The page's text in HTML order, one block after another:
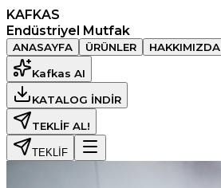
KAFKAS
Endüstriyel Mutfak
ANASAYFA ÜRÜNLER HAKKIMIZDA
Kafkas AI
KATALOG İNDİR
TEKLİF AL!
TEKLİF